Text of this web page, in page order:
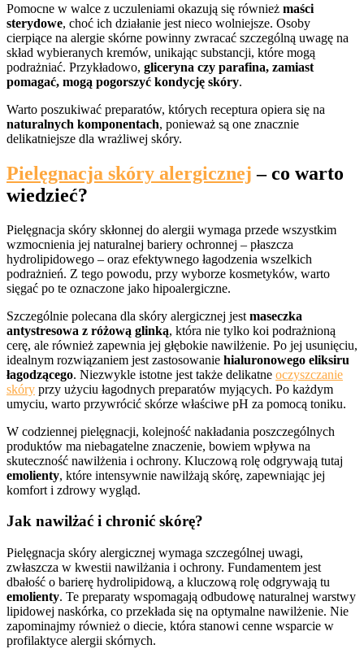
Pomocne w walce z uczuleniami okazują się również maści
sterydowe, choć ich działanie jest nieco wolniejsze. Osoby
cierpiące na alergie skórne powinny zwracać szczególną uwagę na
skład wybieranych kremów, unikając substancji, które mogą
podrażniać. Przykładowo, gliceryna czy parafina, zamiast
pomagać, mogą pogorszyć kondycję skóry.
Warto poszukiwać preparatów, których receptura opiera się na
naturalnych komponentach, ponieważ są one znacznie
delikatniejsze dla wrażliwej skóry.
Pielęgnacja skóry alergicznej – co warto
wiedzieć?
Pielęgnacja skóry skłonnej do alergii wymaga przede wszystkim
wzmocnienia jej naturalnej bariery ochronnej – płaszcza
hydrolipidowego – oraz efektywnego łagodzenia wszelkich
podrażnień. Z tego powodu, przy wyborze kosmetyków, warto
sięgać po te oznaczone jako hipoalergiczne.
Szczególnie polecana dla skóry alergicznej jest maseczka
antystresowa z różową glinką, która nie tylko koi podrażnioną
cerę, ale również zapewnia jej głębokie nawilżenie. Po jej usunięciu,
idealnym rozwiązaniem jest zastosowanie hialuronowego eliksiru
łagodzącego. Niezwykle istotne jest także delikatne oczyszczanie
skóry przy użyciu łagodnych preparatów myjących. Po każdym
umyciu, warto przywrócić skórze właściwe pH za pomocą toniku.
W codziennej pielęgnacji, kolejność nakładania poszczególnych
produktów ma niebagatelne znaczenie, bowiem wpływa na
skuteczność nawilżenia i ochrony. Kluczową rolę odgrywają tutaj
emolienty, które intensywnie nawilżają skórę, zapewniając jej
komfort i zdrowy wygląd.
Jak nawilżać i chronić skórę?
Pielęgnacja skóry alergicznej wymaga szczególnej uwagi,
zwłaszcza w kwestii nawilżania i ochrony. Fundamentem jest
dbałość o barierę hydrolipidową, a kluczową rolę odgrywają tu
emolienty. Te preparaty wspomagają odbudowę naturalnej warstwy
lipidowej naskórka, co przekłada się na optymalne nawilżenie. Nie
zapominajmy również o diecie, która stanowi cenne wsparcie w
profilaktyce alergii skórnych.